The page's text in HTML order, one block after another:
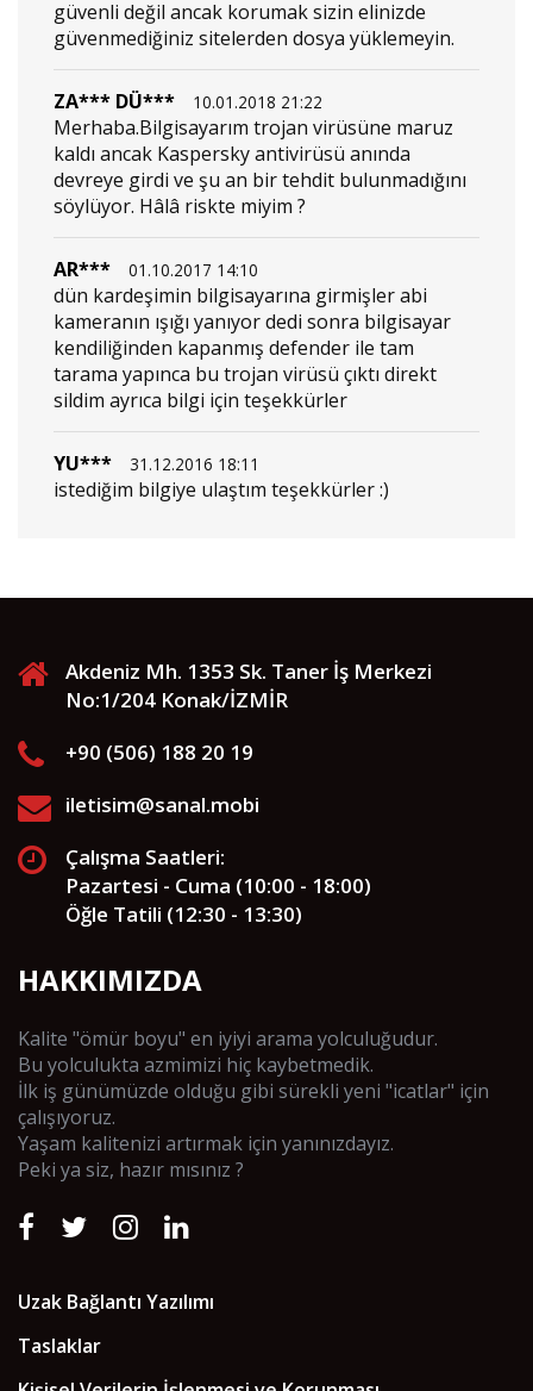
güvenli değil ancak korumak sizin elinizde
güvenmediğiniz sitelerden dosya yüklemeyin.
ZA*** DÜ*** 10.01.2018 21:22
Merhaba.Bilgisayarım trojan virüsüne maruz
kaldı ancak Kaspersky antivirüsü anında
devreye girdi ve şu an bir tehdit bulunmadığını
söylüyor. Hâlâ riskte miyim ?
AR*** 01.10.2017 14:10
dün kardeşimin bilgisayarına girmişler abi
kameranın ışığı yanıyor dedi sonra bilgisayar
kendiliğinden kapanmış defender ile tam
tarama yapınca bu trojan virüsü çıktı direkt
sildim ayrıca bilgi için teşekkürler
YU*** 31.12.2016 18:11
istediğim bilgiye ulaştım teşekkürler :)
Akdeniz Mh. 1353 Sk. Taner İş Merkezi
No:1/204 Konak/İZMİR
+90 (506) 188 20 19
iletisim@sanal.mobi
Çalışma Saatleri:
Pazartesi - Cuma (10:00 - 18:00)
Öğle Tatili (12:30 - 13:30)
HAKKIMIZDA
Kalite "ömür boyu" en iyiyi arama yolculuğudur.
Bu yolculukta azmimizi hiç kaybetmedik.
İlk iş günümüzde olduğu gibi sürekli yeni "icatlar" için
çalışıyoruz.
Yaşam kalitenizi artırmak için yanınızdayız.
Peki ya siz, hazır mısınız ?
Uzak Bağlantı Yazılımı
Taslaklar